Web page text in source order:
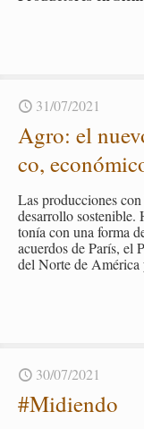
31/07/2021
Agro: el
co,
Las pro­duc­cio­nes
desa­rro­llo sos­te­ni­ble.
to­nía con una forma
acuer­dos de París, el
del Norte de Amé­ri­ca
30/07/2021
#Mi­dien­do